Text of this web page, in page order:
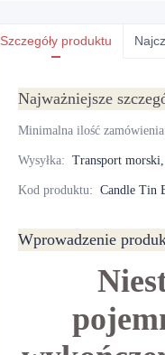
Szczegóły produktu
Najważniejsze
Minimalna ilość zamówienia
Wysyłka: Transport
Kod produktu: Candle Tin
Wprowadzenie